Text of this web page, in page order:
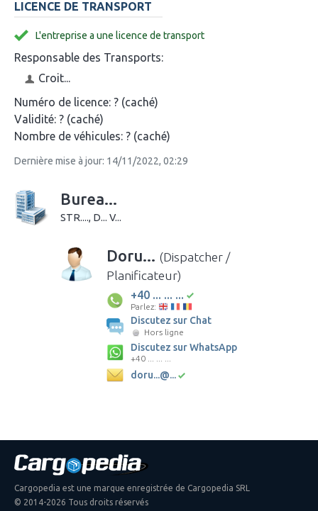
LICENCE DE TRANSPORT
L'entreprise a une licence de transport
Responsable des Transports:
Croit...
Numéro de licence: ? (caché)
Validité: ? (caché)
Nombre de véhicules: ? (caché)
Dernière mise à jour: 14/11/2022, 02:29
Burea...
STR...., D... V...
Doru... (Dispatcher /
Planificateur)
+40 ... ... ...
Parlez:
Discutez sur Chat
Hors ligne
Discutez sur WhatsApp
+40 ... ... ...
doru...@...
Cargopedia est une marque enregistrée de Cargopedia SRL
© 2014-2026 Tous droits réservés